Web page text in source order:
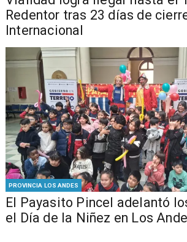
Redentor tras 23 días de
Internacional
PROVINCIA LOS ANDES
El Payasito Pincel adelantó
el Día de la Niñez en Los